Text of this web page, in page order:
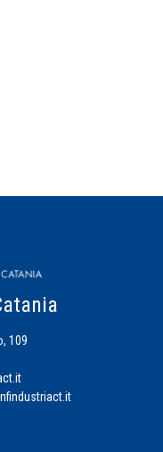
109